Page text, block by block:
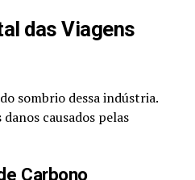
das Viagens
sombrio dessa indústria.
causados pelas
Carbono